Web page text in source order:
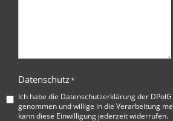
Datenschutz*
Ich habe die Datenschutzerklärung der DPolG
genommen und willige in die Verarbeitung
kann diese Einwilligung jederzeit widerrufen.